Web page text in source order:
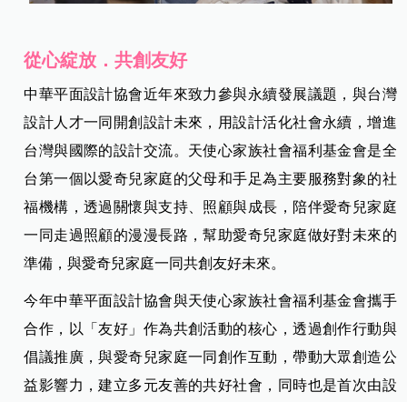
從心綻放．共創友好
中華平面設計協會近年來致力參與永續發展議題，與台灣
設計人才一同開創設計未來，用設計活化社會永續，增進
台灣與國際的設計交流。天使心家族社會福利基金會是全
台第一個以愛奇兒家庭的父母和手足為主要服務對象的社
福機構，透過關懷與支持、照顧與成長，陪伴愛奇兒家庭
一同走過照顧的漫漫長路，幫助愛奇兒家庭做好對未來的
準備，與愛奇兒家庭一同共創友好未來。
今年中華平面設計協會與天使心家族社會福利基金會攜手
合作，以「友好」作為共創活動的核心，透過創作行動與
倡議推廣，與愛奇兒家庭一同創作互動，帶動大眾創造公
益影響力，建立多元友善的共好社會，同時也是首次由設